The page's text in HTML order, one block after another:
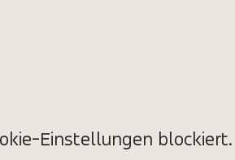
Einstellungen blockiert.